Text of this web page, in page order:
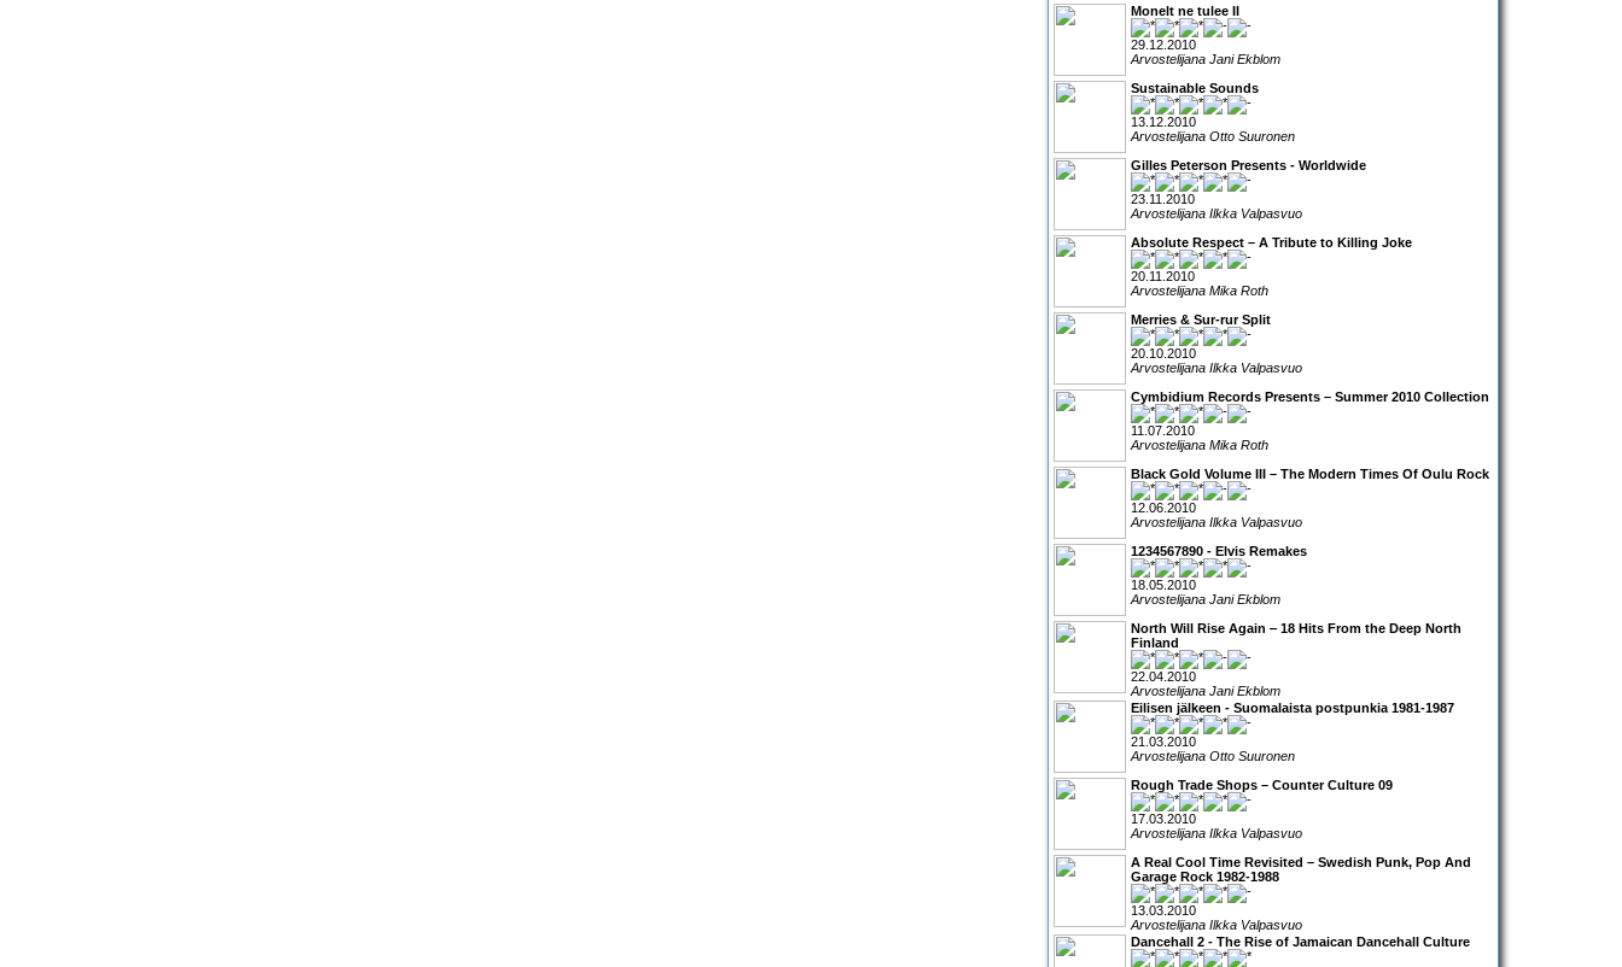
Monelt ne tulee II
29.12.2010
Arvostelijana Jani Ekblom
Sustainable Sounds
13.12.2010
Arvostelijana Otto Suuronen
Gilles Peterson Presents - Worldwide
23.11.2010
Arvostelijana Ilkka Valpasvuo
Absolute Respect – A Tribute to Killing Joke
20.11.2010
Arvostelijana Mika Roth
Merries & Sur-rur Split
20.10.2010
Arvostelijana Ilkka Valpasvuo
Cymbidium Records Presents – Summer 2010 Collection
11.07.2010
Arvostelijana Mika Roth
Black Gold Volume III – The Modern Times Of Oulu Rock
12.06.2010
Arvostelijana Ilkka Valpasvuo
1234567890 - Elvis Remakes
18.05.2010
Arvostelijana Jani Ekblom
North Will Rise Again ‒ 18 Hits From the Deep North
Finland
22.04.2010
Arvostelijana Jani Ekblom
Eilisen jälkeen - Suomalaista postpunkia 1981-1987
21.03.2010
Arvostelijana Otto Suuronen
Rough Trade Shops – Counter Culture 09
17.03.2010
Arvostelijana Ilkka Valpasvuo
A Real Cool Time Revisited – Swedish Punk, Pop And
Garage Rock 1982-1988
13.03.2010
Arvostelijana Ilkka Valpasvuo
Dancehall 2 - The Rise of Jamaican Dancehall Culture